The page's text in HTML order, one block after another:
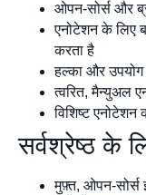
ओपन-सोर्स और
एनोटेशन के लिए
करता है
हल्का और
त्वरित, मैन्युअल
विशिष्ट एनोटेशन
सर्वश्रेष्ठ के
मुफ़्त, ओपन-सोर्स